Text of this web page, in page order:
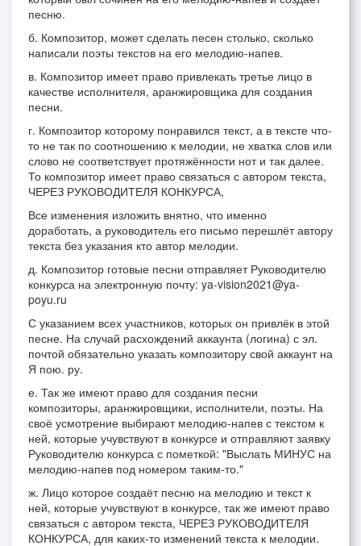
песню.
б. Композитор, может сделать песен столько, сколько
написали поэты текстов на его мелодию-напев.
в. Композитор имеет право привлекать третье лицо в
качестве исполнителя, аранжировщика для создания
песни.
г. Композитор которому понравился текст, а в тексте что-
то не так по соотношению к мелодии, не хватка слов или
слово не соответствует протяжённости нот и так далее.
То композитор имеет право связаться с автором текста,
ЧЕРЕЗ РУКОВОДИТЕЛЯ КОНКУРСА,
Все изменения изложить внятно, что именно
доработать, а руководитель его письмо перешлёт автору
текста без указания кто автор мелодии.
д. Композитор готовые песни отправляет Руководителю
конкурса на электронную почту: ya-vision2021@ya-
poyu.ru
С указанием всех участников, которых он привлёк в этой
песне. На случай расхождений аккаунта (логина) с эл.
почтой обязательно указать композитору свой аккаунт на
Я пою. ру.
е. Так же имеют право для создания песни
композиторы, аранжировщики, исполнители, поэты. На
своё усмотрение выбирают мелодию-напев с текстом к
ней, которые учувствуют в конкурсе и отправляют заявку
Руководителю конкурса с пометкой: "Выслать МИНУС на
мелодию-напев под номером таким-то."
ж. Лицо которое создаёт песню на мелодию и текст к
ней, которые учувствуют в конкурсе, так же имеют право
связаться с автором текста, ЧЕРЕЗ РУКОВОДИТЕЛЯ
КОНКУРСА, для каких-то изменений текста к мелодии.